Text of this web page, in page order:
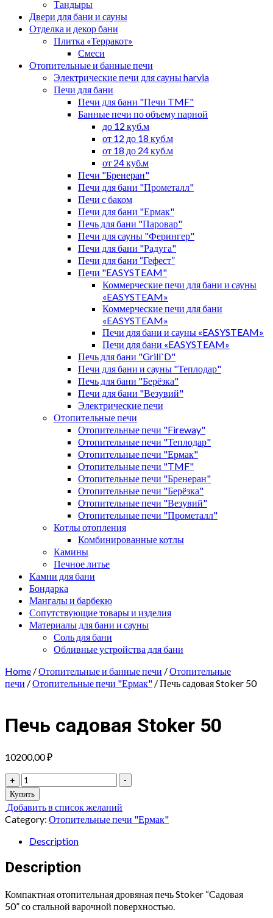
Тандыры
Двери для бани и сауны
Отделка и декор бани
Плитка «Терракот»
Смеси
Отопительные и банные печи
Электрические печи для сауны harvia
Печи для бани
Печи для бани "Печи TMF"
Банные печи по объему парной
до 12 куб.м
от 12 до 18 куб.м
от 18 до 24 куб.м
от 24 куб.м
Печи "Бренеран"
Печи для бани "Прометалл"
Печи с баком
Печи для бани "Ермак"
Печь для бани "Паровар"
Печи для сауны "Ферингер"
Печи для бани "Радуга"
Печи для бани “Гефест”
Печи "EASYSTEAM"
Коммерческие печи для бани и сауны
«EASYSTEAM»
Коммерческие печи для бани
«EASYSTEAM»
Печи для бани и сауны «EASYSTEAM»
Печи для бани «EASYSTEAM»
Печь для бани "Grill`D"
Печи для бани и сауны "Теплодар"
Печь для бани "Берёзка"
Печи для бани "Везувий"
Электрические печи
Отопительные печи
Отопительные печи "Fireway"
Отопительные печи "Теплодар"
Отопительные печи "Ермак"
Отопительные печи "TMF"
Отопительные печи "Бренеран"
Отопительные печи "Берёзка"
Отопительные печи "Везувий"
Отопительные печи "Прометалл"
Котлы отопления
Комбинированные котлы
Камины
Печное литье
Камни для бани
Бондарка
Мангалы и барбекю
Сопутствующие товары и изделия
Материалы для бани и сауны
Соль для бани
Обливные устройства для бани
Home /Отопительные и банные печи /Отопительные
печи /Отопительные печи "Ермак" / Печь садовая Stoker 50
Печь садовая Stoker 50
10200,00₽
+
Печь
садовая
Stoker
50
quantity
-
Купить
Добавить в список желаний
Category: Отопительные печи "Ермак"
Description
Description
Компактная отопительная дровяная печь Stoker “Садовая
50” со стальной варочной поверхностью.